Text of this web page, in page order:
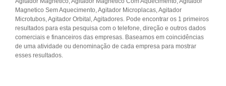
Magnetico Sem Aquecimento, Agitador Microplacas, Agitador
Microtubos, Agitador Orbital, Agitadores. Pode encontrar os 1 primeiros
resultados para esta pesquisa com o telefone, direção e outros dados
comerciais e financeiros das empresas. Baseamos em coincidências
de uma atividade ou denominação de cada empresa para mostrar
esses resultados.